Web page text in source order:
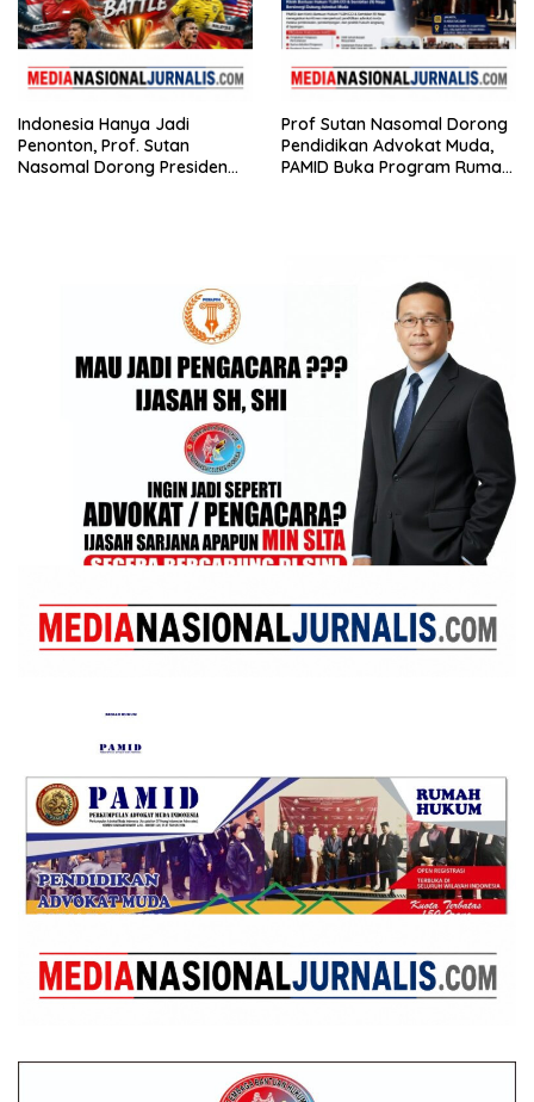
Indonesia Hanya Jadi
Penonton, Prof. Sutan
Nasomal Dorong Presiden
Prof Sutan Nasomal Dorong
Pendidikan Advokat Muda,
PAMID Buka Program Rumah